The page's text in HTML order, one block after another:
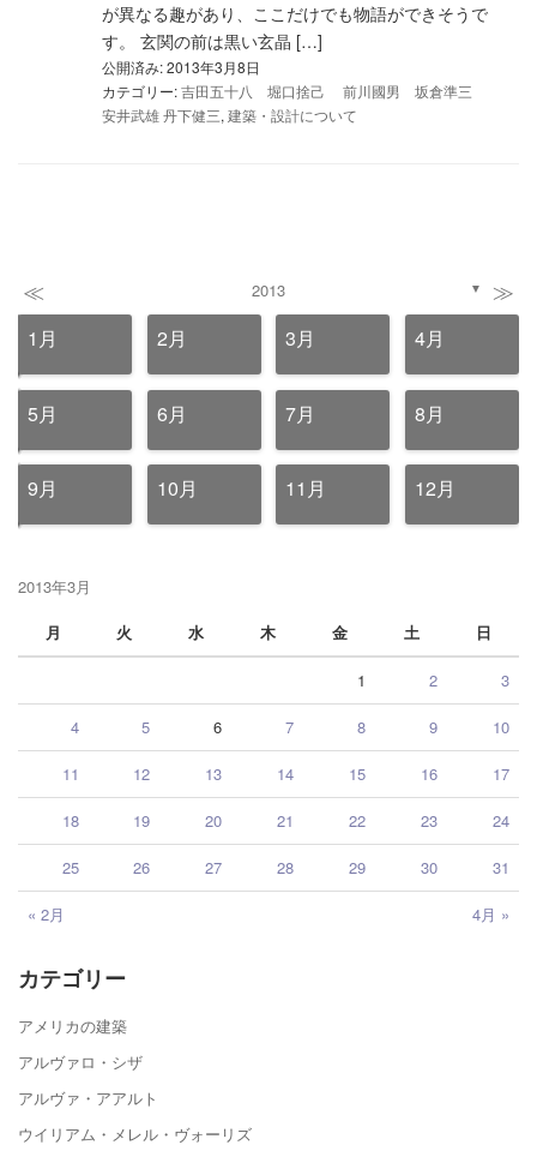
が異なる趣があり、ここだけでも物語ができそうで
す。 玄関の前は黒い玄晶 […]
公開済み: 2013年3月8日
カテゴリー:吉田五十八 堀口捨己 前川國男 坂倉準三
安井武雄 丹下健三, 建築・設計について
≪ 2013 ▼ ≫
1月 2月 3月 4月
5月 6月 7月 8月
9月 10月 11月 12月
2013年3月
月
火 水 木 金 土 日
« 2月 4月 »
1 2 3
4 5 6 7 8 9 10
11 12 13 14 15 16 17
18 19 20 21 22 23 24
25 26 27 28 29 30 31
カテゴリー
アメリカの建築
アルヴァロ・シザ
アルヴァ・アアルト
ウイリアム・メレル・ヴォーリズ